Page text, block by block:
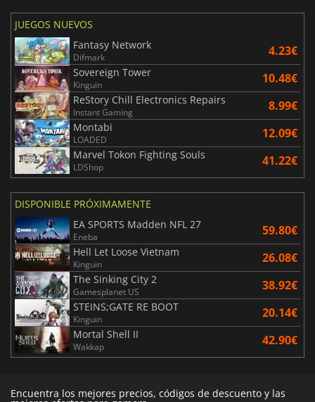
JUEGOS NUEVOS
Fantasy Network
Difmark 4.23€
Sovereign Tower
Kinguin 10.48€
ReStory Chill Electronics Repairs
Instant Gaming 8.99€
Montabi
LOADED 12.09€
Marvel Tokon Fighting Souls
LDShop 41.22€
DISPONIBLE PRÓXIMAMENTE
EA SPORTS Madden NFL 27
Eneba 59.80€
Hell Let Loose Vietnam
Kinguin 26.08€
The Sinking City 2
Gamesplanet US 38.92€
STEINS;GATE RE BOOT
Kinguin 20.14€
Mortal Shell II
Wakkap 42.90€
Encuentra los mejores precios, códigos de descuento y las